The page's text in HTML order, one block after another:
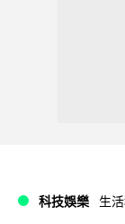
科技娛樂 生